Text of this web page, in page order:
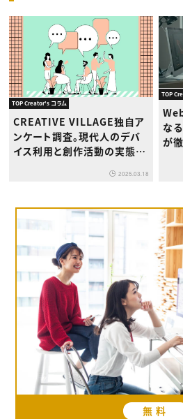
TOP Creator's コラム
CREATIVE VILLAGE独自ア
ンケート調査。現代人のデバ
イス利用と創作活動の実態に
2025.03.18
TOP
な
が
無料